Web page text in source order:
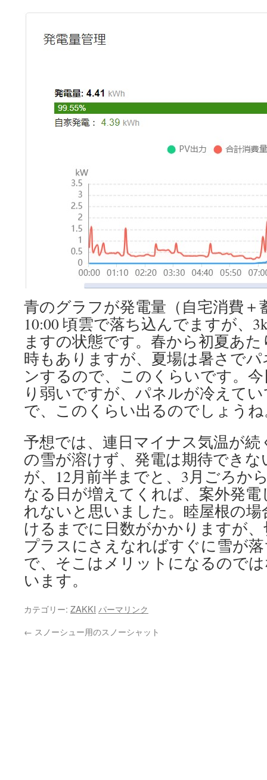
青のグラフが発電量（自宅消費＋
10:00 頃雲で落ち込んでますが、
ますの状態です。春から初夏あた
時もありますが、夏場は暑さで
ンするので、このくらいです。
り弱いですが、パネルが冷えて
で、このくらい出るのでしょう
予想では、連日マイナス気温が
の雪が溶けず、発電は期待でき
が、12月前半までと、3月ごろか
なる日が増えてくれば、案外発
れないと思いました。睦屋根の
けるまでに日数がかかりますが
プラスにさえなればすぐに雪が
で、そこはメリットになるので
います。
カテゴリー: ZAKKI パーマリンク
← スノーシュー用のスノーシャット